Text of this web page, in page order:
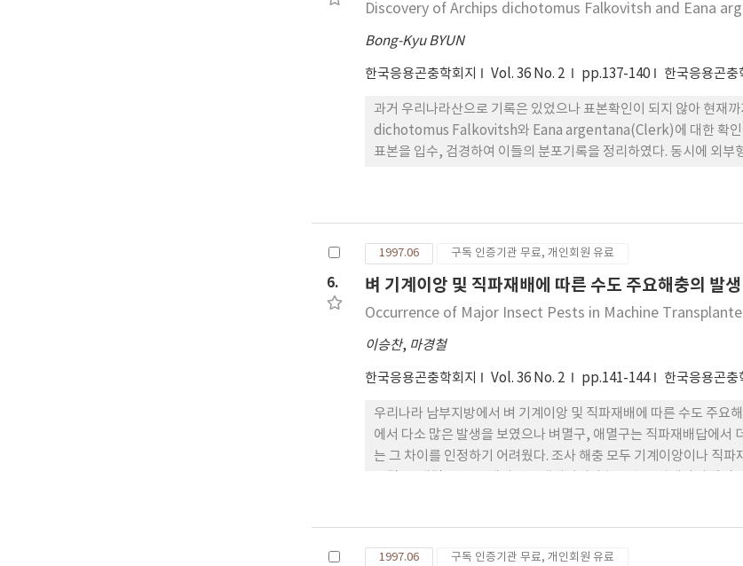
Discovery of Archips dichotomus Falkovitsh and Eana
Bong-Kyu BYUN
한국응용곤충학회지 Vol. 36 No. 2 pp.137-140 한국응용곤충
과거 우리나라산으로 기록은 있었으나 표본확인이 되지 않아 현재
dichotomus Falkovitsh와 Eana argentana(Clerk)에 대한 확인
표본을 입수, 검경하여 이들의 분포기록을 정리하였다. 동시에 외
6.
1997.06 구독 인증기관 무료, 개인회원 유료
벼 기계이앙 및 직파재배에 따른 수도 주요해충의 발생
Occurrence of Major Insect Pests in Machine
이승찬, 마경철
한국응용곤충학회지 Vol. 36 No. 2 pp.141-144 한국응용곤충
우리나라 남부지방에서 벼 기계이앙 및 직파재배에 따른 수도 주
에서 다소 많은 발생을 보였으나 벼멸구, 애멸구는 직파재배답에서
는 그 차이를 인정하기 어려웠다. 조사 해충 모두 기계이앙이나 직
1997.06 구독 인증기관 무료, 개인회원 유료